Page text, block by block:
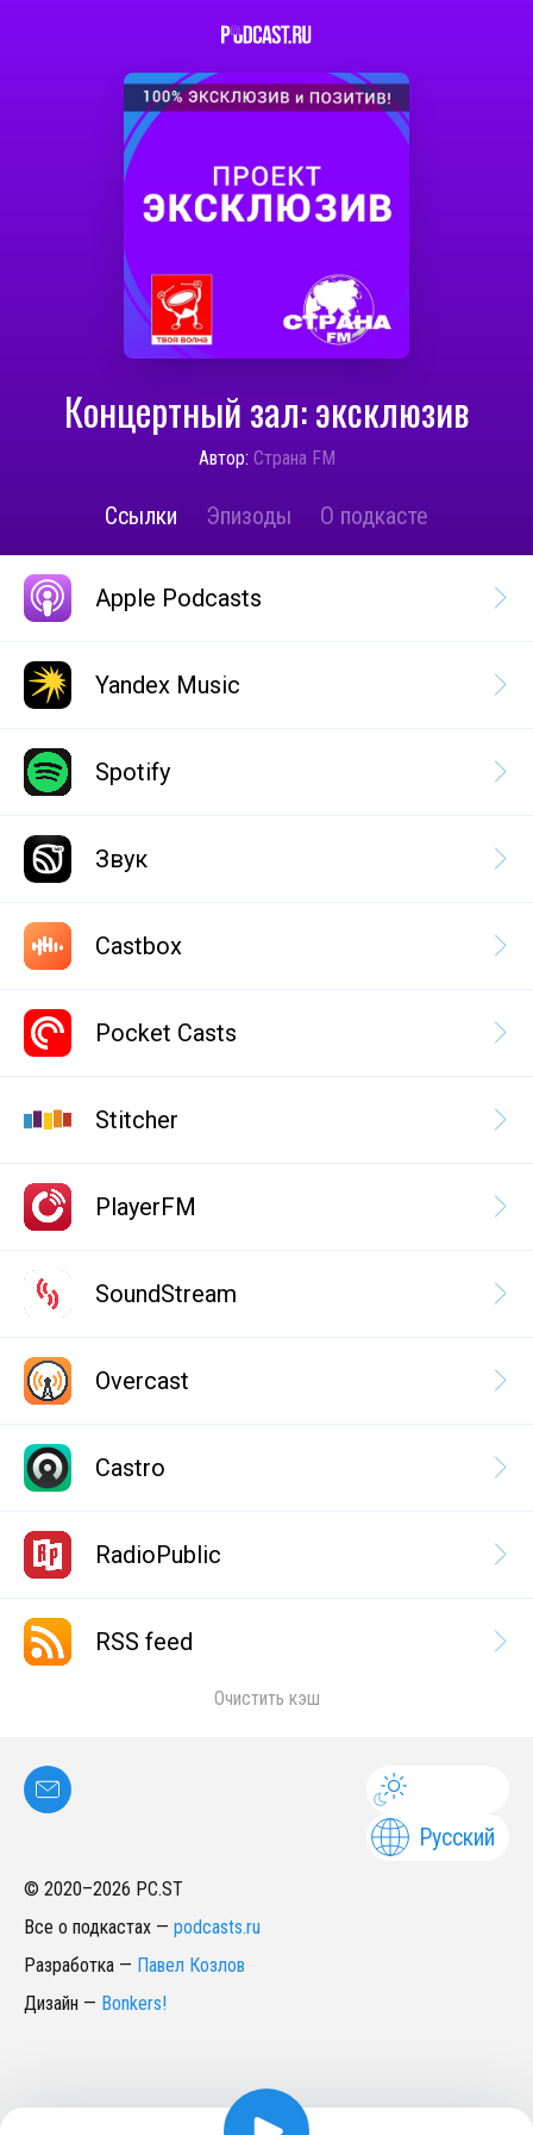
Концертный зал: эксклюзив
Автор: Страна FM
Ссылки Эпизоды О подкасте
Apple Podcasts
Yandex Music
Spotify
Звук
Castbox
Pocket Casts
Stitcher
PlayerFM
SoundStream
Overcast
Castro
RadioPublic
RSS feed
Очистить кэш
Русский
© 2020–2026 PC.ST
Все о подкастах — podcasts.ru
Разработка — Павел Козлов
Дизайн — Bonkers!